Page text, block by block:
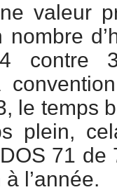
valeur
contre
le temps
plein,
71 de
l’année.